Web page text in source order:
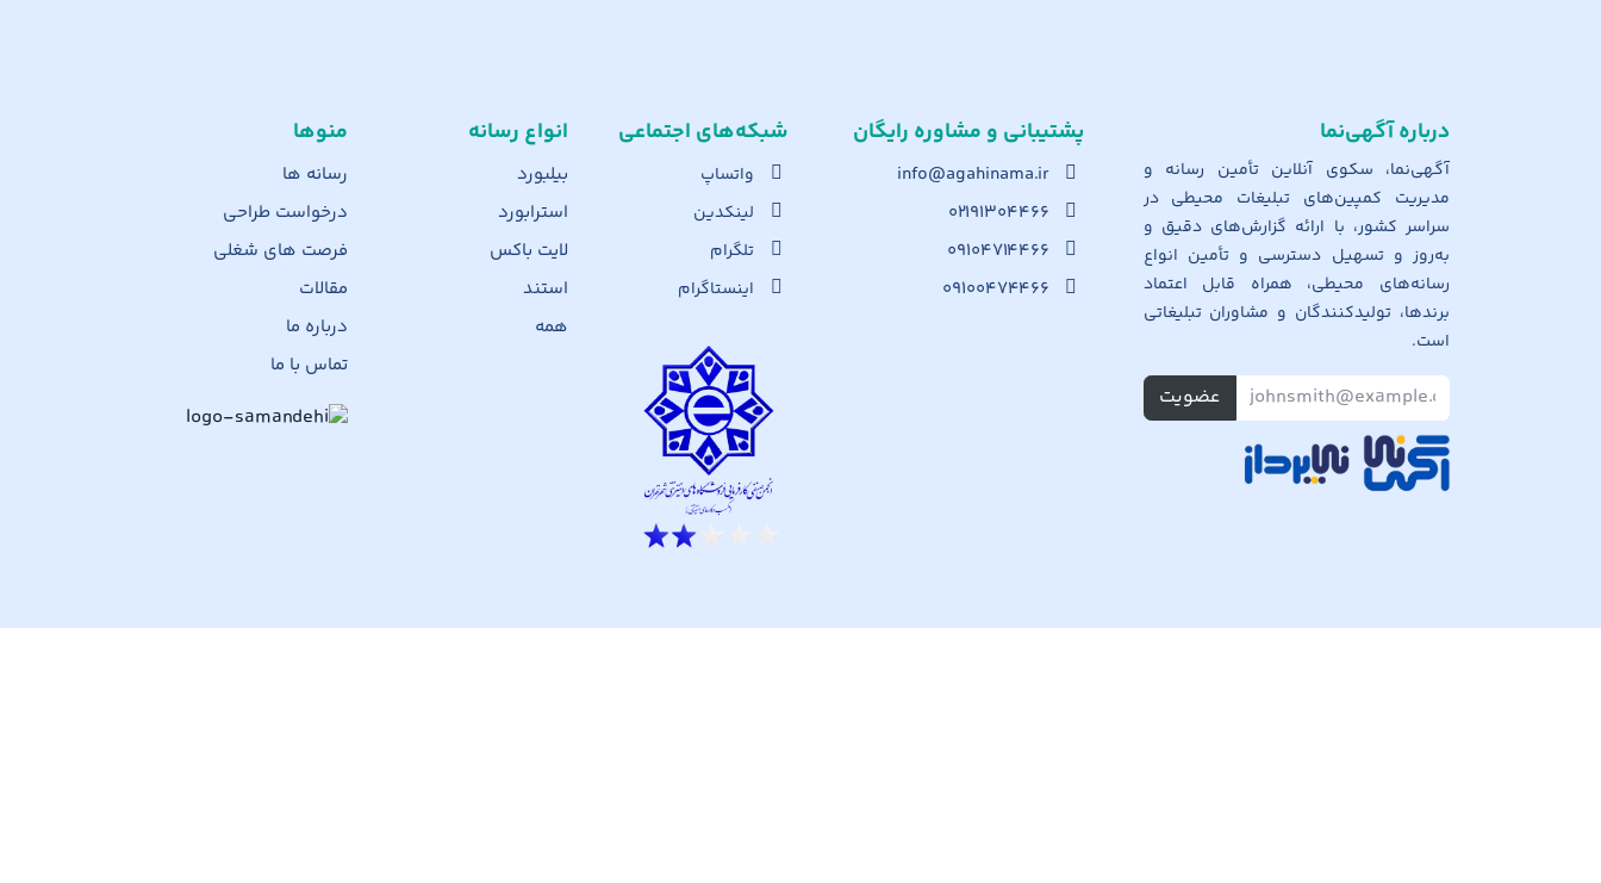
منوها
رسانه ها
درخواست طراحی
فرصت های شغلی
مقالات
درباره ما
تماس با ما
انواع رسانه
بیلبورد
استرابورد
لایت باکس
استند
همه
شبکه‌های اجت​ماعی
واتساپ
لینکدین
تلگرام
اینستاگرام
پشتیبانی و مشاوره رایگان
info@agahinama.ir
۰۲۱۹۱۳۰۴۴۶۶
۰۹۱۰۴۷۱۴۴۶۶
۰۹۱۰۰۴۷۴۴۶۶
درباره آگهی‌نما
آگهی‌نما، سکوی آنلاین تأمین رسانه و
مدیریت کمپین‌های تبلیغات محیطی در
سراسر کشور، با ارائه گزارش‌های دقیق و
به‌روز و تسهیل دسترسی و تأمین انواع
رسانه‌های محیطی، همراه قابل اعتماد
برندها، تولیدکنندگان و مشاوران تبلیغاتی
است.
عضویت